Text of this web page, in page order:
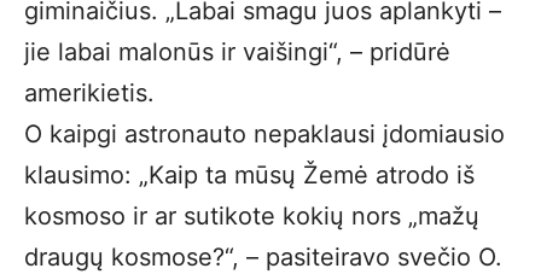
giminaičius. „Labai smagu juos aplankyti –
jie labai malonūs ir vaišingi“, – pridūrė
amerikietis.
O kaipgi astronauto nepaklausi įdomiausio
klausimo: „Kaip ta mūsų Žemė atrodo iš
kosmoso ir ar sutikote kokių nors „mažų
draugų kosmose?“, – pasiteiravo svečio O.